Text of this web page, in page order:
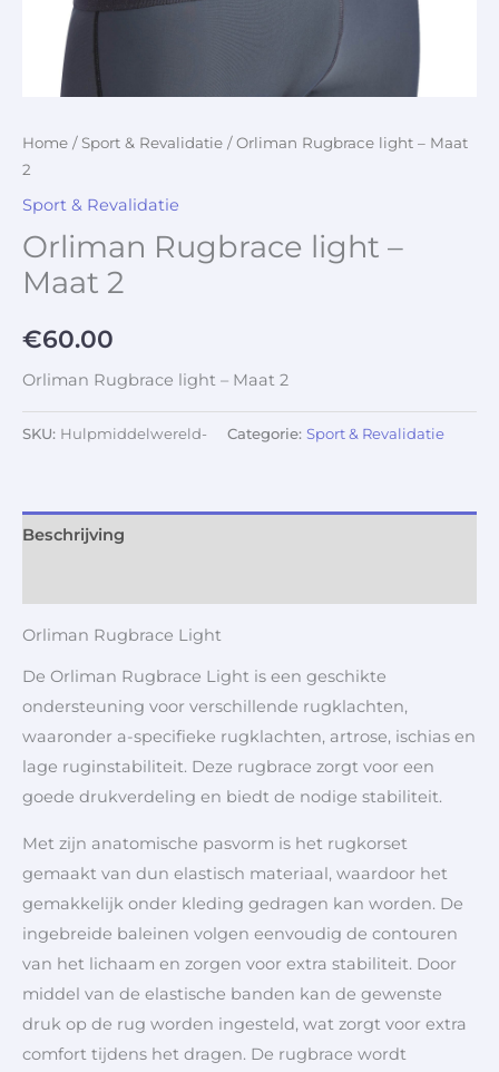
Home / Sport & Revalidatie / Orliman Rugbrace light – Maat
2
Sport & Revalidatie
Orliman Rugbrace light –
Maat 2
€60.00
Orliman Rugbrace light – Maat 2
SKU: Hulpmiddelwereld- Categorie: Sport & Revalidatie
Beschrijving
Orliman Rugbrace Light
De Orliman Rugbrace Light is een geschikte
ondersteuning voor verschillende rugklachten,
waaronder a-specifieke rugklachten, artrose, ischias en
lage ruginstabiliteit. Deze rugbrace zorgt voor een
goede drukverdeling en biedt de nodige stabiliteit.
Met zijn anatomische pasvorm is het rugkorset
gemaakt van dun elastisch materiaal, waardoor het
gemakkelijk onder kleding gedragen kan worden. De
ingebreide baleinen volgen eenvoudig de contouren
van het lichaam en zorgen voor extra stabiliteit. Door
middel van de elastische banden kan de gewenste
druk op de rug worden ingesteld, wat zorgt voor extra
comfort tijdens het dragen. De rugbrace wordt